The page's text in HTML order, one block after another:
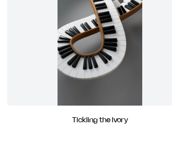
Tickling the Ivory